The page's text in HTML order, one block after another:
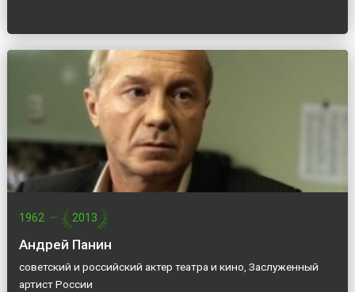
1962 — 2013
Андрей Панин
советский и российский актер театра и кино, Заслуженный
артист России